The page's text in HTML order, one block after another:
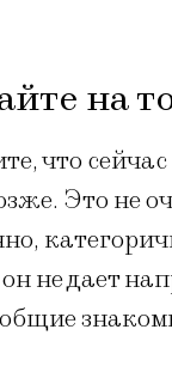
на
что
Это не
не дает
общие